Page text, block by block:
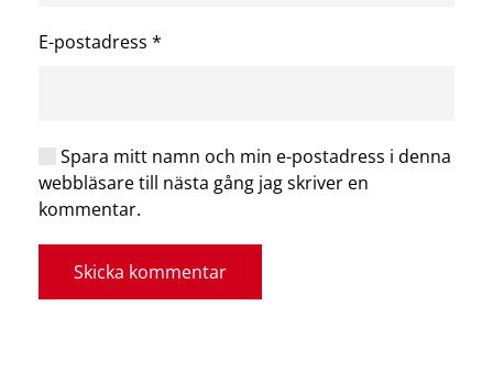
E-postadress *
Spara mitt namn och min e-postadress i denna
webbläsare till nästa gång jag skriver en
kommentar.
Skicka kommentar